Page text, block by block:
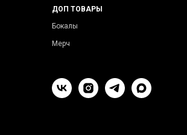
ДОП ТОВАРЫ
Бокалы
Мерч